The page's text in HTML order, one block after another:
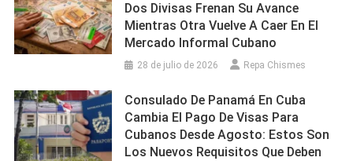
Dos Divisas Frenan Su Avance
Mientras Otra Vuelve A Caer En El
Mercado Informal Cubano
28 de julio de 2026 Repa Chismes
Consulado De Panamá En Cuba
Cambia El Pago De Visas Para
Cubanos Desde Agosto: Estos Son
Los Nuevos Requisitos Que Deben